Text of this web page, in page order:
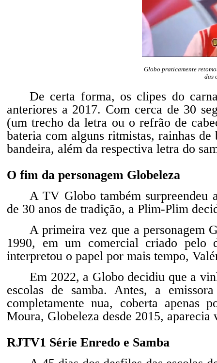
Globo praticamente
das
De certa forma, os clipes do
anteriores a 2017. Com cerca de 30
(um trecho da letra ou o refrão de
bateria com alguns ritmistas, rainhas de
bandeira, além da respectiva letra do
O fim da personagem Globeleza
A TV Globo também surpreendeu
de 30 anos de tradição, a Plim-Plim
A primeira vez que a personagem
1990, em um comercial criado pelo
interpretou o papel por mais tempo,
Em 2022, a Globo decidiu que a
escolas de samba. Antes, a
completamente nua, coberta apenas
Moura, Globeleza desde 2015,
RJTV1 Série Enredo e Samba